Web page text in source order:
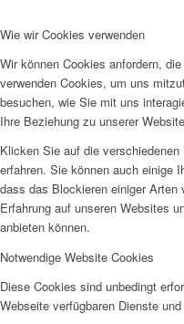
Wie wir Cookies verwenden
Wir können Cookies anfordern,
verwenden Cookies, um uns
besuchen, wie Sie mit uns
Ihre Beziehung zu unserer
Klicken Sie auf die
erfahren. Sie können auch einige
dass das Blockieren einiger
Erfahrung auf unseren Websites
anbieten können.
Notwendige Website Cookies
Diese Cookies sind unbedingt
Webseite verfügbaren Dienste